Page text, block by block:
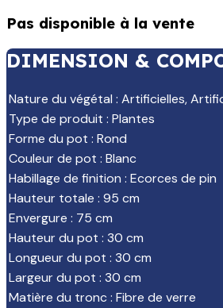
Pas disponible à la vente
DIMENSION &
Nature du végétal : Artificielles,
Type de produit : Plantes
Forme du pot : Rond
Couleur de pot : Blanc
Habillage de finition : Ecorces de pin
Hauteur totale : 95 cm
Envergure : 75 cm
Hauteur du pot : 30 cm
Longueur du pot : 30 cm
Largeur du pot : 30 cm
Matière du tronc: Fibre de verre